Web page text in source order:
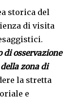
storica del
di visita
di osservazione
zona di
la stretta
e